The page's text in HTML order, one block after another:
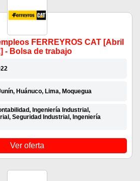
FERREYROS CAT [Abril
- Bolsa de trabajo
Huánuco, Lima, Moquegua
Ingeniería Industrial,
Seguridad Industrial, Ingeniería
Ver oferta